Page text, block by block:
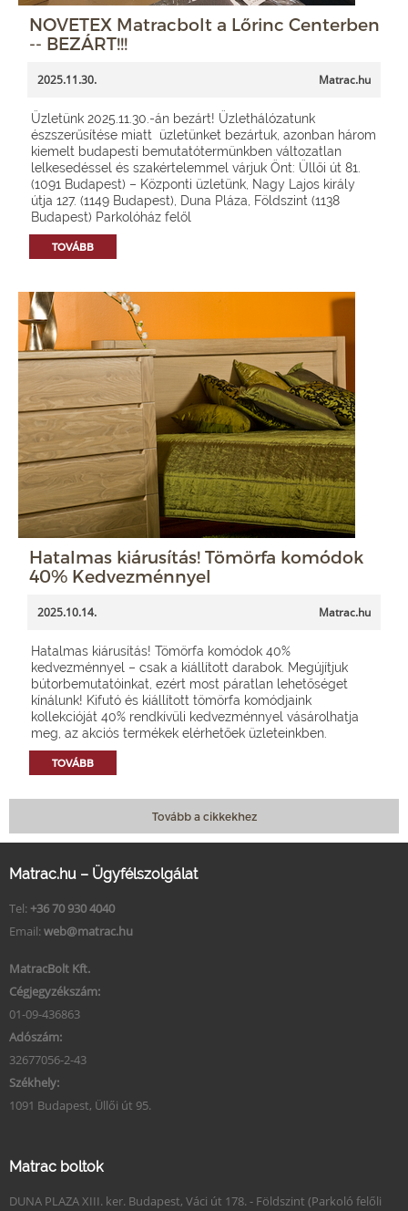
NOVETEX Matracbolt a Lőrinc Centerben
-- BEZÁRT!!!
2025.11.30. Matrac.hu
Üzletünk 2025.11.30.-án bezárt! Üzlethálózatunk
észszerűsítése miatt üzletünket bezártuk, azonban három
kiemelt budapesti bemutatótermünkben változatlan
lelkesedéssel és szakértelemmel várjuk Önt: Üllői út 81.
(1091 Budapest) – Központi üzletünk, Nagy Lajos király
útja 127. (1149 Budapest), Duna Pláza, Földszint (1138
Budapest) Parkolóház felől
TOVÁBB
Hatalmas kiárusítás! Tömörfa komódok
40% Kedvezménnyel
2025.10.14. Matrac.hu
Hatalmas kiárusítás! Tömörfa komódok 40%
kedvezménnyel – csak a kiállított darabok. Megújítjuk
bútorbemutatóinkat, ezért most páratlan lehetőséget
kínálunk! Kifutó és kiállított tömörfa komódjaink
kollekcióját 40% rendkívüli kedvezménnyel vásárolhatja
meg, az akciós termékek elérhetőek üzleteinkben.
TOVÁBB
Tovább a cikkekhez
Matrac.hu – Ügyfélszolgálat
Tel: +36 70 930 4040
Email: web@matrac.hu
MatracBolt Kft.
Cégjegyzékszám:
01-09-436863
Adószám:
32677056-2-43
Székhely:
1091 Budapest, Üllői út 95.
Matrac boltok
DUNA PLAZA XIII. ker. Budapest, Váci út 178. - Földszint (Parkoló felőli